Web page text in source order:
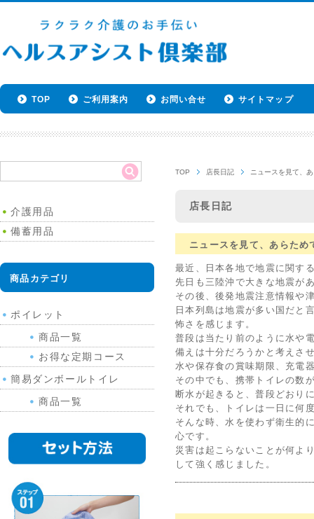
TOP ご利用案内 お問い合せ サイトマップ
TOP 店長日記 ニュースを見て、
店長日記
ニュースを見て、あらため
最近、日本各地で地震に関す
先日も三陸沖で大きな地震が
その後、後発地震注意情報や
日本列島は地震が多い国だと
怖さを感じます。
普段は当たり前のように水や
備えは十分だろうかと考えさ
水や保存食の賞味期限、充電
その中でも、携帯トイレの数
断水が起きると、普段どおり
それでも、トイレは一日に何
そんな時、水を使わず衛生的
心です。
災害は起こらないことが何よ
して強く感じました。
介護用品
備蓄用品
商品カテゴリ
ポイレット
商品一覧
お得な定期コース
簡易ダンボールトイレ
商品一覧